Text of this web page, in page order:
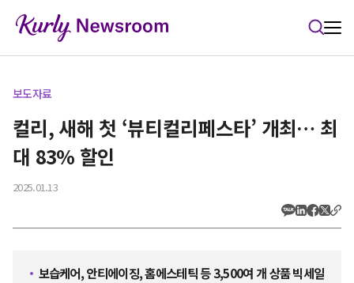
보도자료
컬리, 새해 첫 ‘뷰티컬리페스타’ 개최… 최
대 83% 할인
2025.01.13
보습케어, 안티에이징, 홈에스테틱 등 3,500여 개 상품 빅세일